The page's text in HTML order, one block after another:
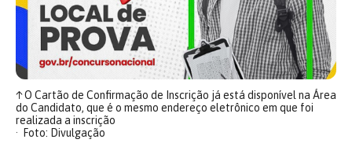
↑O Cartão de Confirmação de Inscrição já está disponível na Área
do Candidato, que é o mesmo endereço eletrônico em que foi
realizada a inscrição
Foto: Divulgação